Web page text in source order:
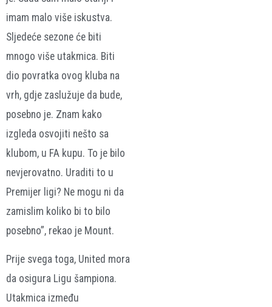
imam malo više iskustva.
Sljedeće sezone će biti
mnogo više utakmica. Biti
dio povratka ovog kluba na
vrh, gdje zaslužuje da bude,
posebno je. Znam kako
izgleda osvojiti nešto sa
klubom, u FA kupu. To je bilo
nevjerovatno. Uraditi to u
Premijer ligi? Ne mogu ni da
zamislim koliko bi to bilo
posebno”, rekao je Mount.
Prije svega toga, United mora
da osigura Ligu šampiona.
Utakmica između